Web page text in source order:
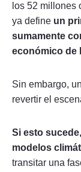
los 52 millones
ya define un
sumamente
económico de
Sin embargo,
revertir el
Si esto
modelos
transitar una